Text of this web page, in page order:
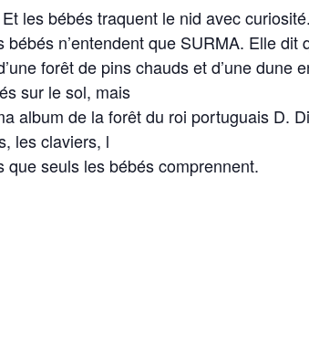
Et les bébés traquent le nid avec curiosité.
bébés n’entendentque SURMA. Elle dit
forêtde pinschaudsetd’unedune
sur le sol, mais
album de la forêt du roi portuguais D.
les claviers, l
que seuls les bébés comprennent.